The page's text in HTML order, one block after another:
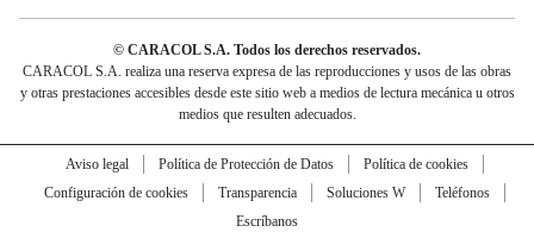
© CARACOL S.A. Todos los derechos reservados.
CARACOL S.A. realiza una reserva expresa de las reproducciones y usos de las obras
y otras prestaciones accesibles desde este sitio web a medios de lectura mecánica u otros
medios que resulten adecuados.
Aviso legal Política de Protección de Datos
Política de cookies
Configuración de cookies
Transparencia Soluciones W
Teléfonos
Escríbanos